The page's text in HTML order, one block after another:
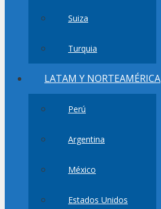
Suiza
Turquia
LATAM Y NORTEAMÉRICA
Perú
Argentina
México
Estados Unidos